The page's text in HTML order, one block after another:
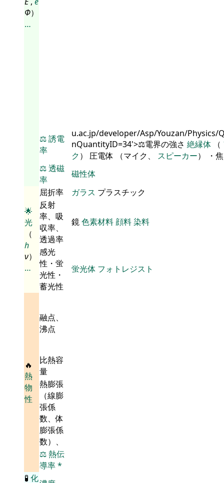
Φ）
…
⚖️誘電
率
u.ac.jp/developer/Asp/Youzan/Physics/
nQuantityID=34'>⚖️電界の強さ 絶縁体 （
ク） 圧電体 （マイク、 スピーカー） ・
⚖️透磁
率
磁性体
🌟
光
（
h
ν）
…
屈折率 ガラス プラスチック
反射
率、吸
収率、
透過率
鏡色素材料 顔料染料
感光
性・蛍
光性・
蓄光性
蛍光体 フォトレジスト
🔥
熱
物
性
融点、
沸点
比熱容
量
熱膨張
（線膨
張係
数、体
膨張係
数）、
⚖️熱伝
導率*
🧪 化